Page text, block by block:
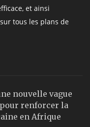
et ainsi
tous les plans de
nouvelle vague
pour renforcer la
en Afrique